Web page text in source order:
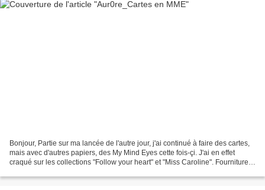
Bonjour, Partie sur ma lancée de l'autre jour, j'ai continué à faire des cartes,
mais avec d'autres papiers, des My Mind Eyes cette fois-çi. J'ai en effet
craqué sur les collections "Follow your heart" et "Miss Caroline". Fournitures :